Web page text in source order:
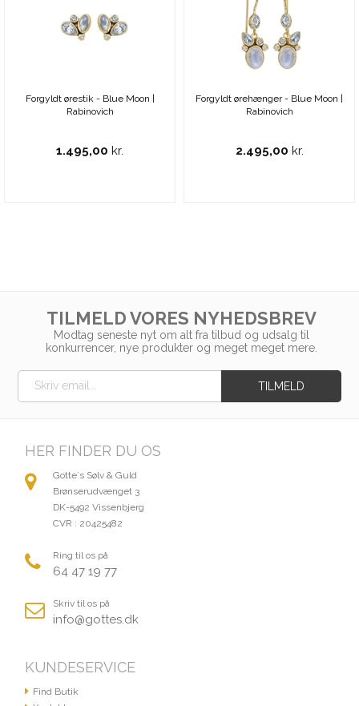
Forgyldt ørestik - Blue Moon |
Rabinovich
1.495,00 kr.
Forgyldt ørehænger - Blue Moon |
Rabinovich
2.495,00 kr.
TILMELD VORES NYHEDSBREV
Modtag seneste nyt om alt fra tilbud og udsalg til
konkurrencer, nye produkter og meget meget mere.
HER FINDER DU OS
Gotte´s Sølv & Guld
Brønserudvænget 3
DK-5492 Vissenbjerg
CVR : 20425482
Ring til os på
64 47 19 77
Skriv til os på
info@gottes.dk
KUNDESERVICE
Find Butik